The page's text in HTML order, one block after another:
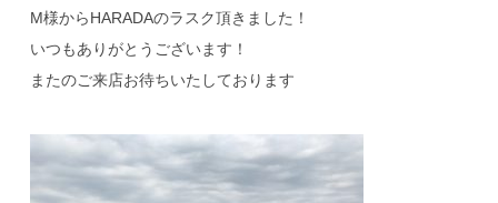
M様からHARADAのラスク頂きました！
いつもありがとうございます！
またのご来店お待ちいたしております